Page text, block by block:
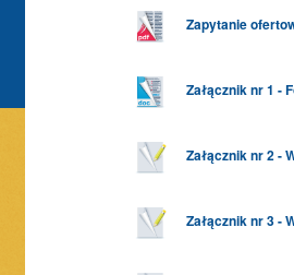
Zapytanie
Załącznik nr 1 -
Załącznik nr 2 -
Załącznik nr 3 -